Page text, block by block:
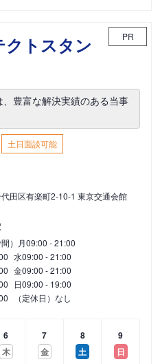
クトスタン
PR
豊富な解決実績のある当事
土日面談可能
田区有楽町2-10-1 東京交通会館
） 月09:00 - 21:00
水09:00 - 21:00
金09:00 - 21:00
日09:00 - 19:00
（定休日）なし
6
木
7
金
8
土
9
日